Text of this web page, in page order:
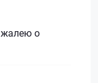
жалею о